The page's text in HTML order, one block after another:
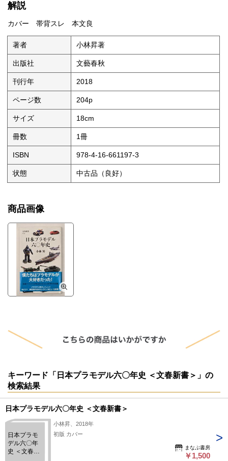
解説
カバー 帯背スレ 本文良
著者 小林昇著
出版社 文藝春秋
刊行年 2018
ページ数 204p
サイズ 18cm
冊数 1冊
ISBN 978-4-16-661197-3
状態 中古品（良好）
商品画像
キーワード「日本プラモデル六〇年史 ＜文春新書＞」の
検索結果
日本プラモデル六〇年史 ＜文春新書＞
日本プラモ
デル六〇年
史 ＜文春新
小林昇、2018年
初版 カバー
まなぶ書房
￥1,500